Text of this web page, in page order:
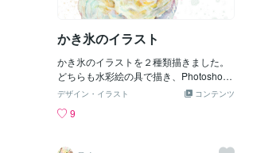
かき氷のイラスト
かき氷のイラストを２種類描きました。
どちらも水彩絵の具で描き、Photoshop
で切り抜きと加工を行なっています。コ
制作や、メニューやポップのデザインな
味ございましたら是非お気軽にご相談く
コンテンツ
デザイン・イラスト
9